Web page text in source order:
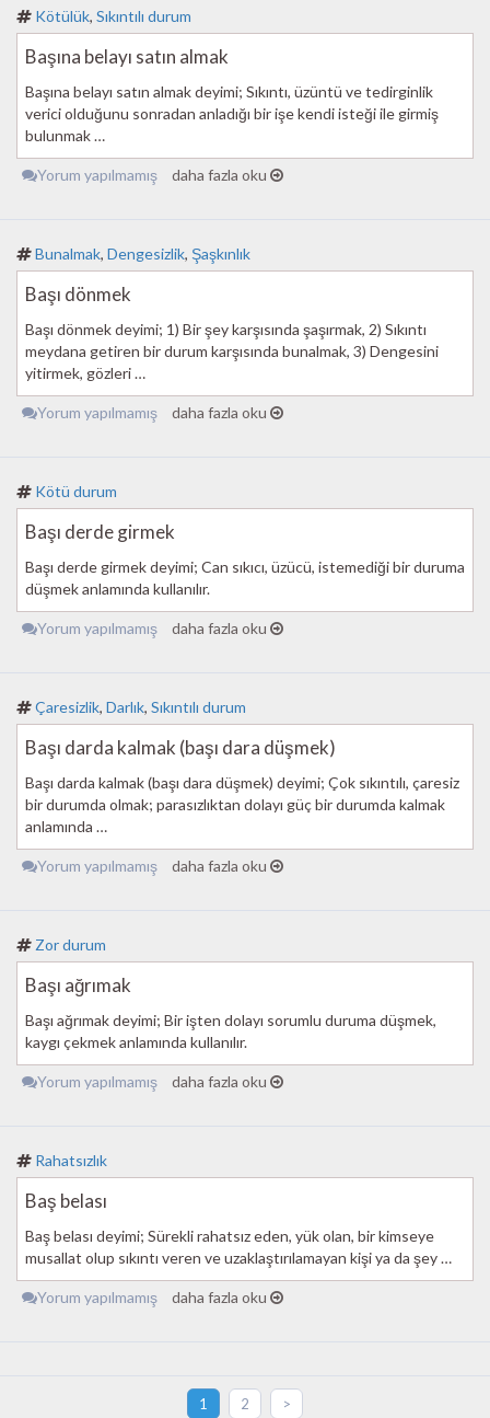
Kötülük, Sıkıntılı durum
Başına belayı satın almak
Başına belayı satın almak deyimi; Sıkıntı, üzüntü ve tedirginlik
verici olduğunu sonradan anladığı bir işe kendi isteği ile girmiş
bulunmak …
Yorum yapılmamış daha fazla oku
Bunalmak, Dengesizlik, Şaşkınlık
Başı dönmek
Başı dönmek deyimi; 1) Bir şey karşısında şaşırmak, 2) Sıkıntı
meydana getiren bir durum karşısında bunalmak, 3) Dengesini
yitirmek, gözleri …
Yorum yapılmamış daha fazla oku
Kötü durum
Başı derde girmek
Başı derde girmek deyimi; Can sıkıcı, üzücü, istemediği bir duruma
düşmek anlamında kullanılır.
Yorum yapılmamış daha fazla oku
Çaresizlik, Darlık, Sıkıntılı durum
Başı darda kalmak (başı dara düşmek)
Başı darda kalmak (başı dara düşmek) deyimi; Çok sıkıntılı, çaresiz
bir durumda olmak; parasızlıktan dolayı güç bir durumda kalmak
anlamında …
Yorum yapılmamış daha fazla oku
Zor durum
Başı ağrımak
Başı ağrımak deyimi; Bir işten dolayı sorumlu duruma düşmek,
kaygı çekmek anlamında kullanılır.
Yorum yapılmamış daha fazla oku
Rahatsızlık
Baş belası
Baş belası deyimi; Sürekli rahatsız eden, yük olan, bir kimseye
musallat olup sıkıntı veren ve uzaklaştırılamayan kişi ya da şey …
Yorum yapılmamış daha fazla oku
1 2 >